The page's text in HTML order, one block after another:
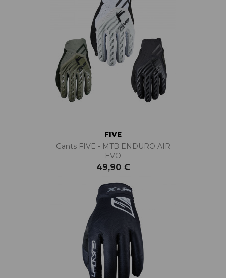
FIVE
Gants FIVE - MTB ENDURO AIR
EVO
49,90 €